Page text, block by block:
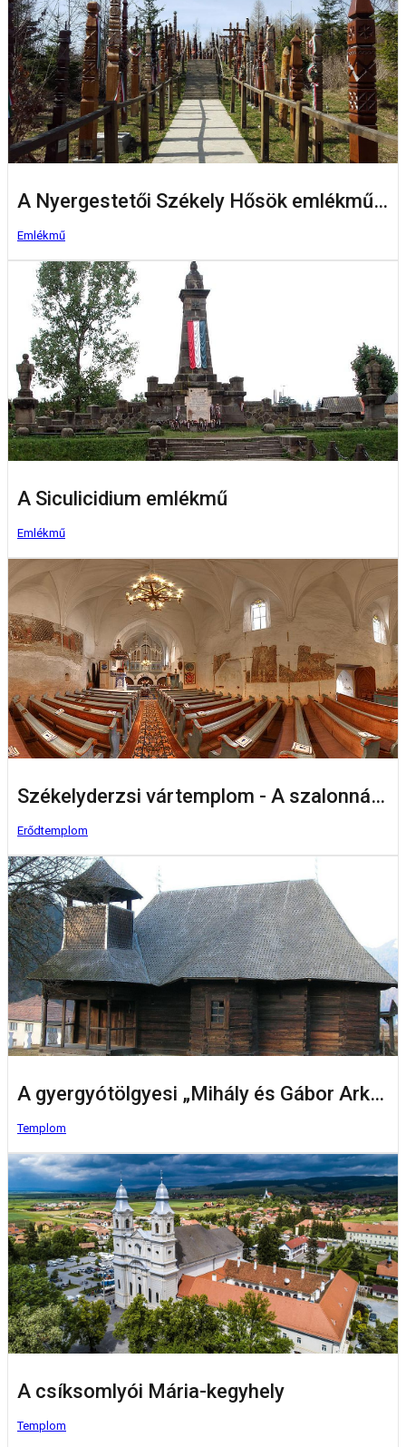
A Nyergestetői Székely Hősök emlékműve
Emlékmű
A Siculicidium emlékmű
Emlékmű
Székelyderzsi vártemplom - A szalonnás bástyák
Erődtemplom
A gyergyótölgyesi „Mihály és Gábor Arkangyalok” ortodox fatemplom
Templom
A csíksomlyói Mária-kegyhely
Templom